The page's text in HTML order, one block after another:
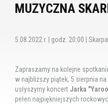
MUZYCZNA
5.08.2022 r. | godz. 20:00 |
Zapraszamy na kolejne
w najbliższy piątek, 5 sierpnia
usłyszymy koncert Jarka
pełen najpiękniejszych